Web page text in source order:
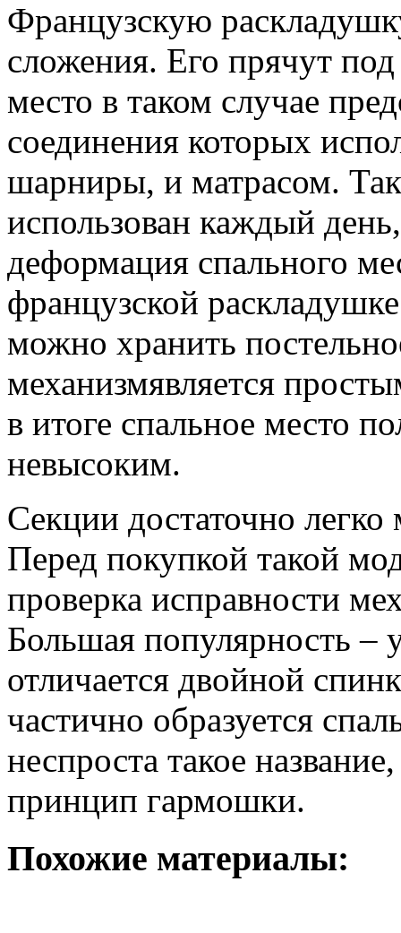
Французскую
сложения. Его прячут
место в таком случае
соединения которых
шарниры, и матрасом.
использован каждый
деформация спального
французской
можно хранить
механизмявляется
в итоге спальное место
невысоким.
Секции достаточно
Перед покупкой такой
проверка исправности
Большая популярность –
отличается двойной
частично образуется
неспроста такое
принцип гармошки.
Похожие материалы: